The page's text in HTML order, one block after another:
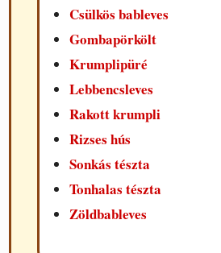
Csülkös bableves
Gombapörkölt
Krumplipüré
Lebbencsleves
Rakott krumpli
Rizses hús
Sonkás tészta
Tonhalas tészta
Zöldbableves